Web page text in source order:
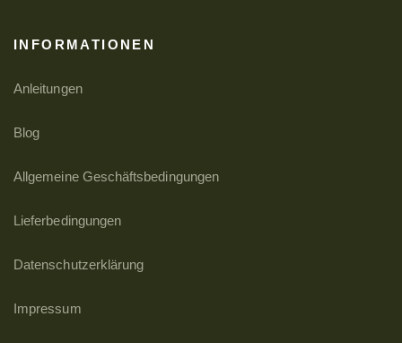
INFORMATIONEN
Anleitungen
Blog
Allgemeine Geschäftsbedingungen
Lieferbedingungen
Datenschutzerklärung
Impressum